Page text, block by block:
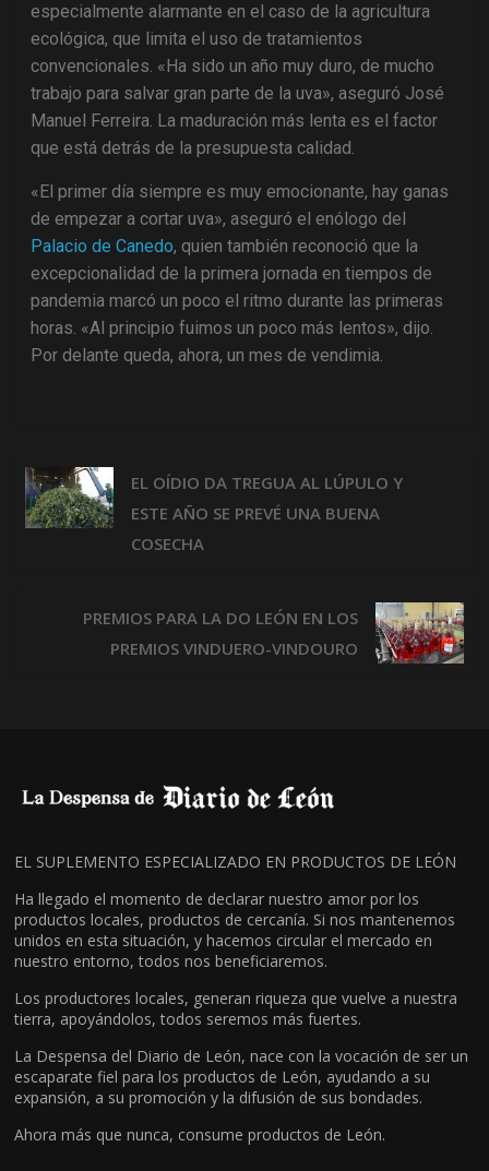
especialmente alarmante en el caso de la agricultura
ecológica, que limita el uso de tratamientos
convencionales. «Ha sido un año muy duro, de mucho
trabajo para salvar gran parte de la uva», aseguró José
Manuel Ferreira. La maduración más lenta es el factor
que está detrás de la presupuesta calidad.
«El primer día siempre es muy emocionante, hay ganas
de empezar a cortar uva», aseguró el enólogo del
Palacio de Canedo, quien también reconoció que la
excepcionalidad de la primera jornada en tiempos de
pandemia marcó un poco el ritmo durante las primeras
horas. «Al principio fuimos un poco más lentos», dijo.
Por delante queda, ahora, un mes de vendimia.
EL OÍDIO DA TREGUA AL LÚPULO Y
ESTE AÑO SE PREVÉ UNA BUENA
COSECHA
PREMIOS PARA LA DO LEÓN EN LOS
PREMIOS VINDUERO-VINDOURO
EL SUPLEMENTO ESPECIALIZADO EN PRODUCTOS DE LEÓN
Ha llegado el momento de declarar nuestro amor por los
productos locales, productos de cercanía. Si nos mantenemos
unidos en esta situación, y hacemos circular el mercado en
nuestro entorno, todos nos beneficiaremos.
Los productores locales, generan riqueza que vuelve a nuestra
tierra, apoyándolos, todos seremos más fuertes.
La Despensa del Diario de León, nace con la vocación de ser un
escaparate fiel para los productos de León, ayudando a su
expansión, a su promoción y la difusión de sus bondades.
Ahora más que nunca, consume productos de León.